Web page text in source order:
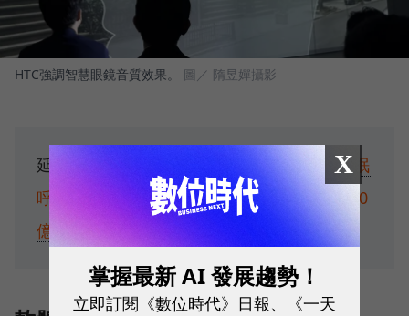
HTC強調智慧眼鏡音質效果。 圖／ 隋昱嬋攝影
延伸閱讀：
台灣終於支援Apple Watch睡眠
呼吸中止通知！獨家專訪蘋果高管：解決10
億人困擾的產品，是怎麼做出來的？
X
掌握最新 AI 發展趨勢！
立即訂閱《數位時代》日報、《一天